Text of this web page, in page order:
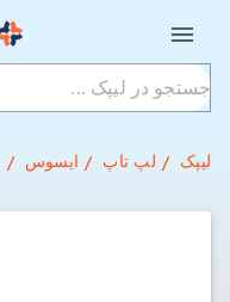
لیپک لپ تاپ ایسوس